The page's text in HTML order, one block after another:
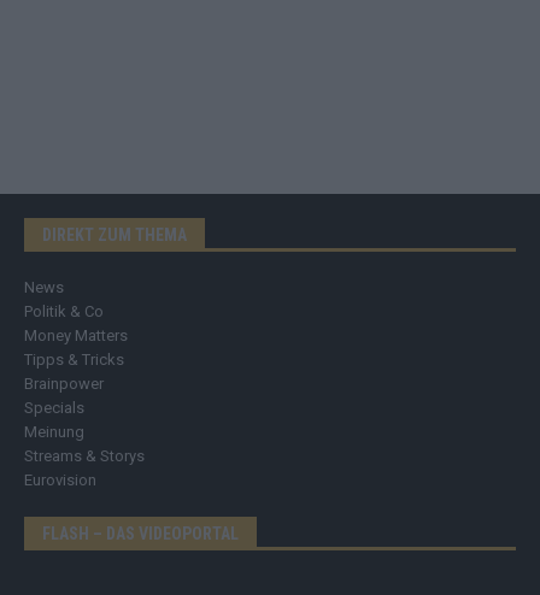
DIREKT ZUM THEMA
News
Politik & Co
Money Matters
Tipps & Tricks
Brainpower
Specials
Meinung
Streams & Storys
Eurovision
FLASH – DAS VIDEOPORTAL